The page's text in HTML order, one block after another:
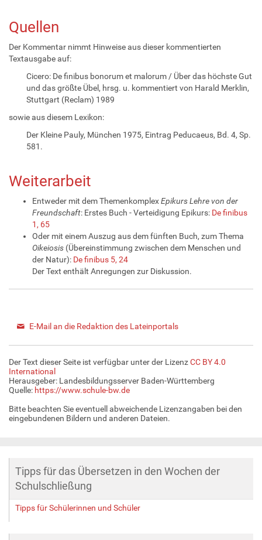
Quellen
Der Kommentar nimmt Hinweise aus dieser kommentierten
Textausgabe auf:
Cicero: De finibus bonorum et malorum / Über das höchste Gut
und das größte Übel, hrsg. u. kommentiert von Harald Merklin,
Stuttgart (Reclam) 1989
sowie aus diesem Lexikon:
Der Kleine Pauly, München 1975, Eintrag Peducaeus, Bd. 4, Sp.
581.
Weiterarbeit
Entweder mit dem ThemenkomplexEpikurs Lehre von der
Freundschaft: Erstes Buch - Verteidigung Epikurs: De finibus
1, 65
Oder mit einem Auszug aus dem fünften Buch, zum Thema
Oikeiosis (Übereinstimmung zwischen dem Menschen und
der Natur): De finibus 5, 24
Der Text enthält Anregungen zur Diskussion.
E-Mail an die Redaktion des Lateinportals
Der Text dieser Seite ist verfügbar unter der LizenzCC BY 4.0
International
Herausgeber: Landesbildungsserver Baden-Württemberg
Quelle: https://www.schule-bw.de
Bitte beachten Sie eventuell abweichende Lizenzangaben bei den
eingebundenen Bildern und anderen Dateien.
Tipps für das Übersetzen in den Wochen der
Schulschließung
Tipps für Schülerinnen und Schüler